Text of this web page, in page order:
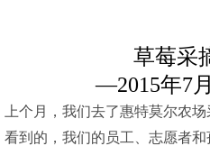
草莓采
—2015年7
上个月，我们去了惠特莫尔农
看到的，我们的员工、志愿者